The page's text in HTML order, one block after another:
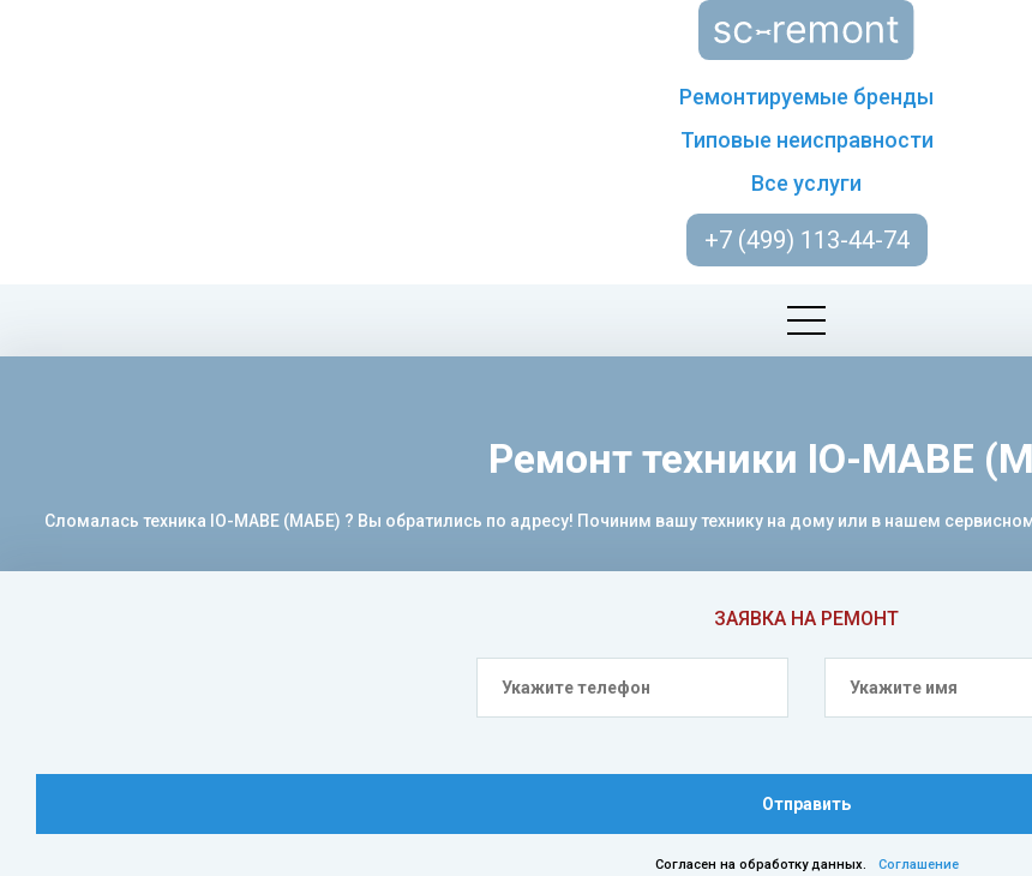
Ремонтируемые бренды
Типовые неисправности
Все услуги
+7 (499) 113-44-74
ЗАЯВКА НА РЕМОНТ
Отправить
Согласен на обработку данных. Соглашение
Ремонт техники IO-MABE
Сломалась техника IO-MABE (МАБЕ) ? Вы обратились по адресу! Починим вашу технику на дому или в нашем